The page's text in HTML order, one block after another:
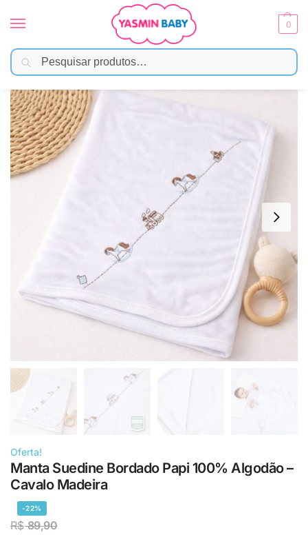
0
Início Enxoval / Mantas e Cobertores
Oferta!
Manta Suedine Bordado Papi 100% Algodão –
Cavalo Madeira
-22%
R$89,90